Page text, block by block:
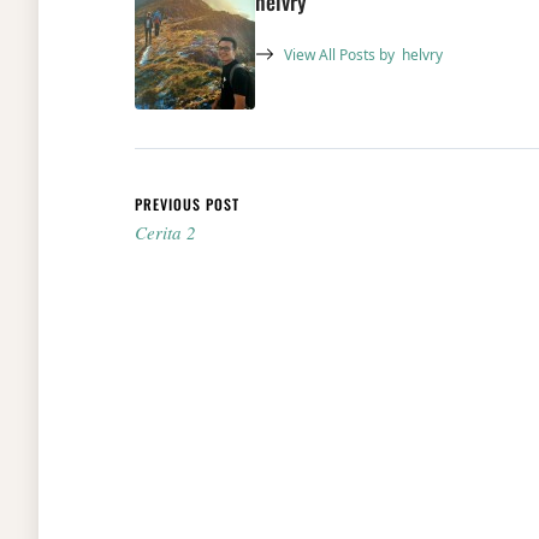
View All Posts by helvry
Post navigation
PREVIOUS POST
Cerita 2